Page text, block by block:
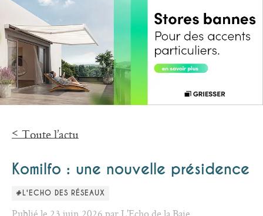
Toute l’actu
Komilfo : une nouvelle présidence
#L'ECHO DES RÉSEAUX